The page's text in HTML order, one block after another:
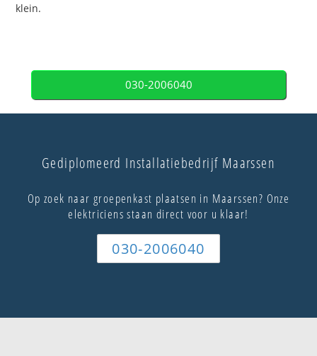
klein.
030-2006040
Gediplomeerd Installatiebedrijf Maarssen
Op zoek naar groepenkast plaatsen in Maarssen? Onze
elektriciens staan direct voor u klaar!
030-2006040